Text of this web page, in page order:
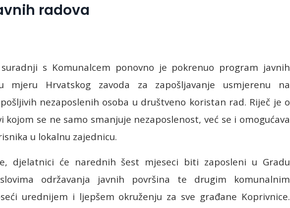
radova
s Komunalcem ponovno je pokrenuo program javnih
mjeru Hrvatskog zavoda za zapošljavanje usmjerenu na
nezaposlenih osoba u društveno koristan rad. Riječ je o
se ne samo smanjuje nezaposlenost, već se i omogućava
u lokalnu zajednicu.
djelatnici će narednih šest mjeseci biti zaposleni u Gradu
održavanja javnih površina te drugim komunalnim
urednijem i ljepšem okruženju za sve građane Koprivnice.